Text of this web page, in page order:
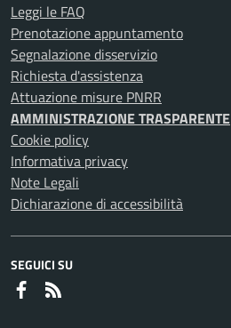
Leggi le FAQ
Prenotazione appuntamento
Segnalazione disservizio
Richiesta d'assistenza
Attuazione misure PNRR
AMMINISTRAZIONE TRASPARENTE
Cookie policy
Informativa privacy
Note Legali
Dichiarazione di accessibilità
SEGUICI SU
Faceboook